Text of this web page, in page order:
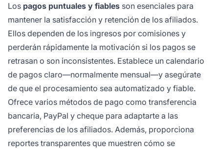
Los pagos puntuales y fiables son esenciales para
mantener la satisfacción y retención de los afiliados.
Ellos dependen de los ingresos por comisiones y
perderán rápidamente la motivación si los pagos se
retrasan o son inconsistentes. Establece un calendario
de pagos claro—normalmente mensual—y asegúrate
de que el procesamiento sea automatizado y fiable.
Ofrece varios métodos de pago como transferencia
bancaria, PayPal y cheque para adaptarte a las
preferencias de los afiliados. Además, proporciona
reportes transparentes que muestren cómo se